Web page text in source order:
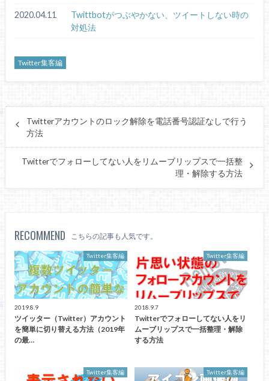
2020.04.11
Twittbotがつぶやかない、ツイートしない時の
対処法
Twitter集客編
Twitterアカウントのロック解除を電話番号認証なしで行う
方法
Twitterでフォローしてない人をリムーブリップスで一括整
理・解除する方法
RECOMMEND こちらの記事も人気です。
Twitter集客編
2019.8.9
ツイッター（Twitter）アカウント
を簡単に切り替える方法（2019年
の最…
Twitter集客編
2018.9.7
Twitterでフォローしてない人をリ
ムーブリップスで一括整理・解除
する方法
Twitter集客編 Twitter集客編